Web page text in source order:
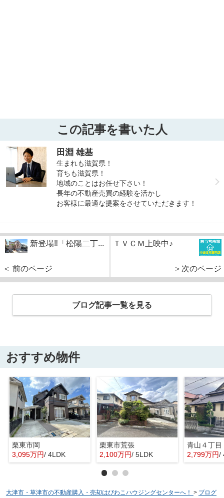
この記事を書いた人
田淵 雄基
生まれも滋賀県！
育ちも滋賀県！
地域のことはお任せ下さい！
長年の不動産売買の経験を活かし
お客様に最適な提案をさせていただきます！
新登場‼「松陽二丁...
＜ 前のページ
ＴＶＣＭ上映中♪
＞次のページ
ブログ記事一覧を見る
おすすめ物件
栗東市岡
3,095万円/ 4LDK
栗東市荒張
2,100万円/ 5LDK
青山４丁目
2,799万円/
大津市・草津市の不動産購入・売却はびわこハウジングセンターへ！ > ブログ